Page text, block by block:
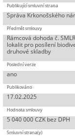
Správa Krkonošského
Rámcová dohoda č.
lokalit pro posílení
druhové skladby
ano
17.02.2025
5 040 000 CZK bez DPH